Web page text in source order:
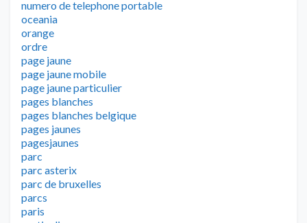
numero de telephone portable
oceania
orange
ordre
page jaune
page jaune mobile
page jaune particulier
pages blanches
pages blanches belgique
pages jaunes
pagesjaunes
parc
parc asterix
parc de bruxelles
parcs
paris